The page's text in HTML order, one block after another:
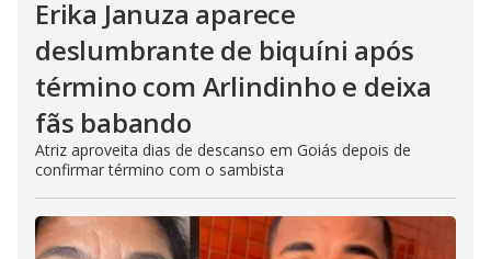
Erika Januza aparece
deslumbrante de biquíni após
término com Arlindinho e deixa
fãs babando
Atriz aproveita dias de descanso em Goiás depois de
confirmar término com o sambista